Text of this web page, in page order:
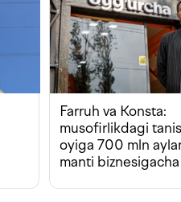
Farruh va Konsta:
musofirlikdagi
oyiga 700 mln
manti biznesigacha